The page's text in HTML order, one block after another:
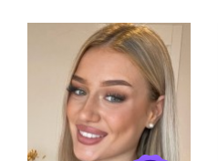
assistierte bei...